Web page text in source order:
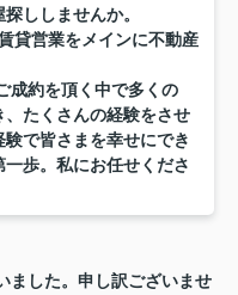
ししませんか。
貸営業をメインに不動産
成約を頂く中で多くの
たくさんの経験をさせ
で皆さまを幸せにでき
歩。私にお任せくださ
ました。申し訳ございませ